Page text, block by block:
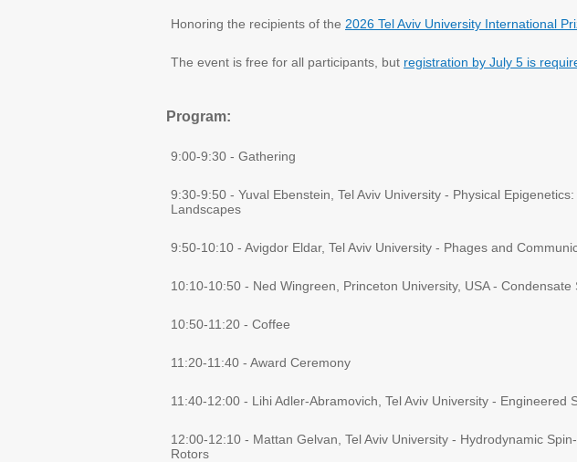
Honoring the recipients of the 2026 Tel Aviv University International
The event is free for all participants, but registration by July 5 is
Program:
9:00-9:30 - Gathering
9:30-9:50 - Yuval Ebenstein, Tel Aviv University - Physical
Landscapes
9:50-10:10 - Avigdor Eldar, Tel Aviv University - Phages and
10:10-10:50 - Ned Wingreen, Princeton University, USA -
10:50-11:20 - Coffee
11:20-11:40 - Award Ceremony
11:40-12:00 - Lihi Adler-Abramovich, Tel Aviv University -
12:00-12:10 - Mattan Gelvan, Tel Aviv University - Hydrodynamic
Rotors